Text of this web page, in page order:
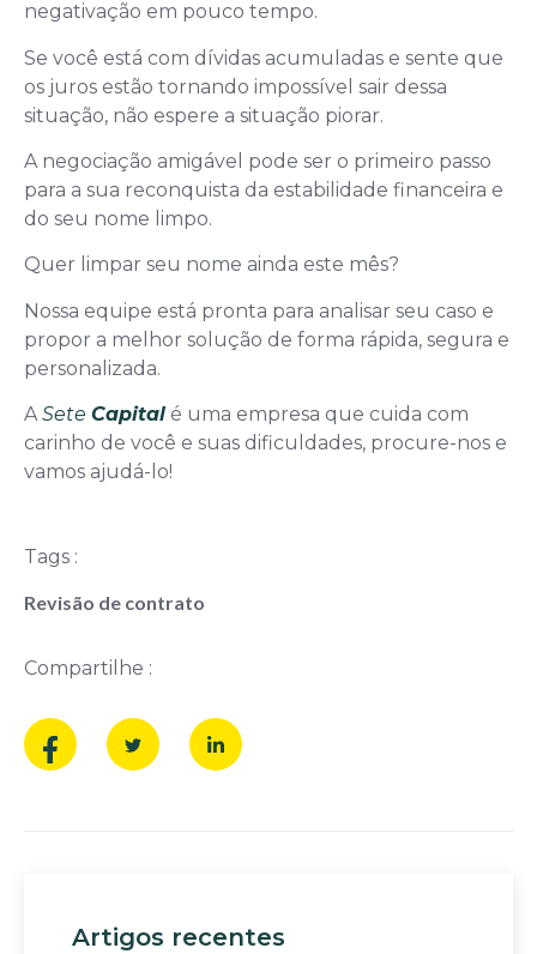
negativação em pouco tempo.
Se você está com dívidas acumuladas e sente que
os juros estão tornando impossível sair dessa
situação, não espere a situação piorar.
A negociação amigável pode ser o primeiro passo
para a sua reconquista da estabilidade financeira e
do seu nome limpo.
Quer limpar seu nome ainda este mês?
Nossa equipe está pronta para analisar seu caso e
propor a melhor solução de forma rápida, segura e
personalizada.
ASete Capital é uma empresa que cuida com
carinho de você e suas dificuldades, procure-nos e
vamos ajudá-lo!
Tags :
Revisão de contrato
Compartilhe :
Artigos recentes